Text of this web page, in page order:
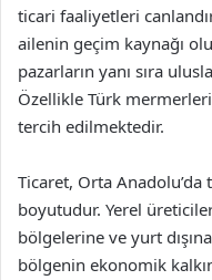
ticari faaliyetleri
ailenin geçim kaynağı
pazarların yanı sıra
Özellikle Türk
tercih edilmektedir.
Ticaret, Orta
boyutudur. Yerel
bölgelerine ve yurt
bölgenin ekonomik